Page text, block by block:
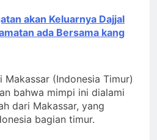
akan Keluarnya Dajjal
ada Bersama kang
(Indonesia Timur)
bahwa mimpi ini dialami
dari Makassar, yang
bagian timur.